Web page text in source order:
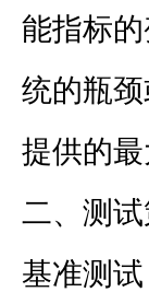
能指标
统的瓶
提供的最
二、测
基准测